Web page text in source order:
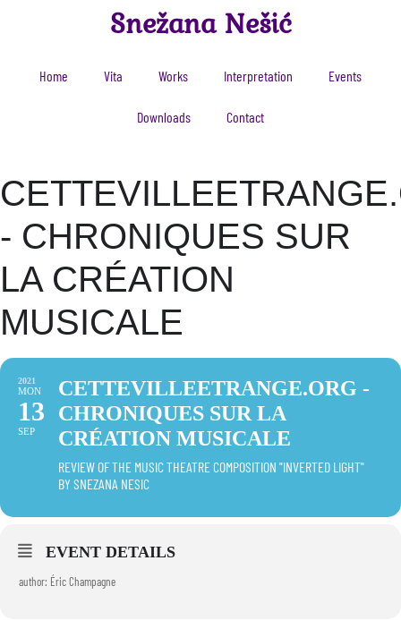
Snežana Nešić
Home Vita Works Interpretation Events
Downloads Contact
- CHRONIQUES SUR
LA CRÉATION
MUSICALE
2021
MON
13
SEP
CETTEVILLEETRANGE.ORG -
CHRONIQUES SUR LA
CRÉATION MUSICALE
REVIEW OF THE MUSIC THEATRE COMPOSITION "INVERTED LIGHT"
BY SNEZANA NESIC
EVENT DETAILS
author: Éric Champagne